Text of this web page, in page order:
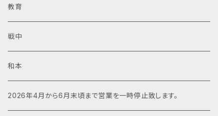
教育
戦中
和本
2026年4月から6月末頃まで営業を一時停止致します。